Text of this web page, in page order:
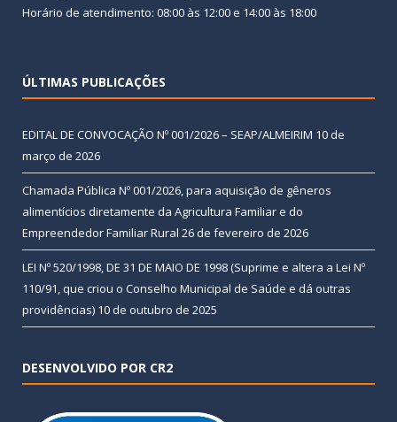
Horário de atendimento: 08:00 às 12:00 e 14:00 às 18:00
ÚLTIMAS PUBLICAÇÕES
EDITAL DE CONVOCAÇÃO Nº 001/2026 – SEAP/ALMEIRIM 10 de
março de 2026
Chamada Pública Nº 001/2026, para aquisição de gêneros
alimentícios diretamente da Agricultura Familiar e do
Empreendedor Familiar Rural 26 de fevereiro de 2026
LEI Nº 520/1998, DE 31 DE MAIO DE 1998 (Suprime e altera a Lei Nº
110/91, que criou o Conselho Municipal de Saúde e dá outras
providências) 10 de outubro de 2025
DESENVOLVIDO POR CR2